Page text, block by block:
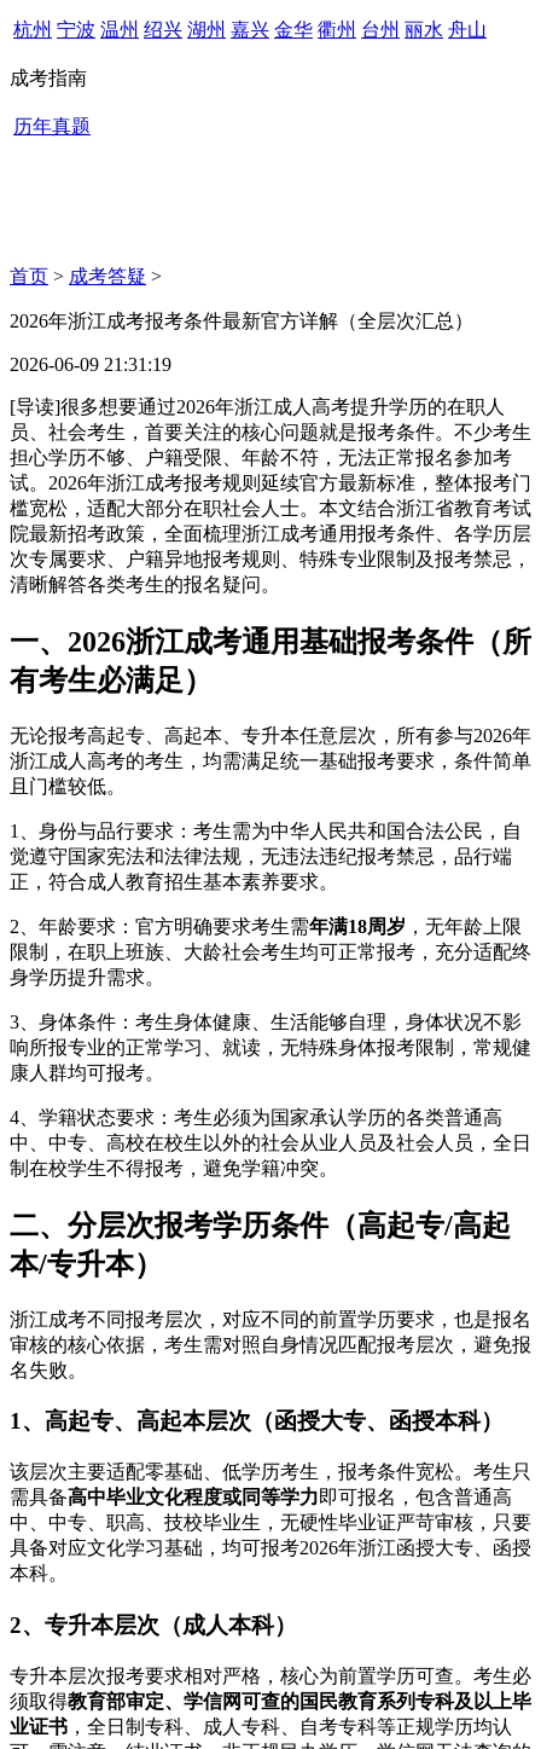
杭州 宁波 温州 绍兴 湖州 嘉兴 金华 衢州 台州 丽水 舟山
成考指南
历年真题
首页 > 成考答疑 >
2026年浙江成考报考条件最新官方详解（全层次汇总）
2026-06-09 21:31:19
[导读]很多想要通过2026年浙江成人高考提升学历的在职人
员、社会考生，首要关注的核心问题就是报考条件。不少考生
担心学历不够、户籍受限、年龄不符，无法正常报名参加考
试。2026年浙江成考报考规则延续官方最新标准，整体报考门
槛宽松，适配大部分在职社会人士。本文结合浙江省教育考试
院最新招考政策，全面梳理浙江成考通用报考条件、各学历层
次专属要求、户籍异地报考规则、特殊专业限制及报考禁忌，
清晰解答各类考生的报名疑问。
一、2026浙江成考通用基础报考条件（所
有考生必满足）
无论报考高起专、高起本、专升本任意层次，所有参与2026年
浙江成人高考的考生，均需满足统一基础报考要求，条件简单
且门槛较低。
1、身份与品行要求：考生需为中华人民共和国合法公民，自
觉遵守国家宪法和法律法规，无违法违纪报考禁忌，品行端
正，符合成人教育招生基本素养要求。
2、年龄要求：官方明确要求考生需年满18周岁 ，无年龄上限
限制，在职上班族、大龄社会考生均可正常报考，充分适配终
身学历提升需求。
3、身体条件：考生身体健康、生活能够自理，身体状况不影
响所报专业的正常学习、就读，无特殊身体报考限制，常规健
康人群均可报考。
4、学籍状态要求：考生必须为国家承认学历的各类普通高
中、中专、高校在校生以外的社会从业人员及社会人员，全日
制在校学生不得报考，避免学籍冲突。
二、分层次报考学历条件（高起专/高起
本/专升本）
浙江成考不同报考层次，对应不同的前置学历要求，也是报名
审核的核心依据，考生需对照自身情况匹配报考层次，避免报
名失败。
1、高起专、高起本层次（函授大专、函授本科）
该层次主要适配零基础、低学历考生，报考条件宽松。考生只
需具备高中毕业文化程度或同等学力即可报名，包含普通高
中、中专、职高、技校毕业生，无硬性毕业证严苛审核，只要
具备对应文化学习基础，均可报考2026年浙江函授大专、函授
本科。
2、专升本层次（成人本科）
专升本层次报考要求相对严格，核心为前置学历可查。考生必
须取得教育部审定、学信网可查的国民教育系列专科及以上毕
业证书 ，全日制专科、成人专科、自考专科等正规学历均认